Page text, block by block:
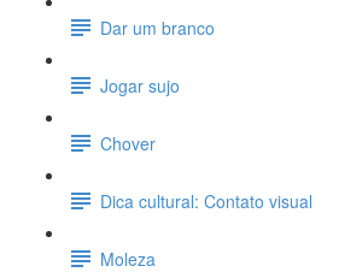
Dar um branco
Jogar sujo
Chover
Dica cultural: Contato visual
Moleza